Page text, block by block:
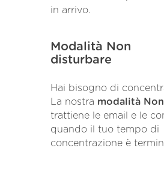
in arrivo.
Modalità Non
disturbare
Hai bisogno di
La nostra modalità
trattiene le email e le
quando il tuo tempo di
concentrazione è